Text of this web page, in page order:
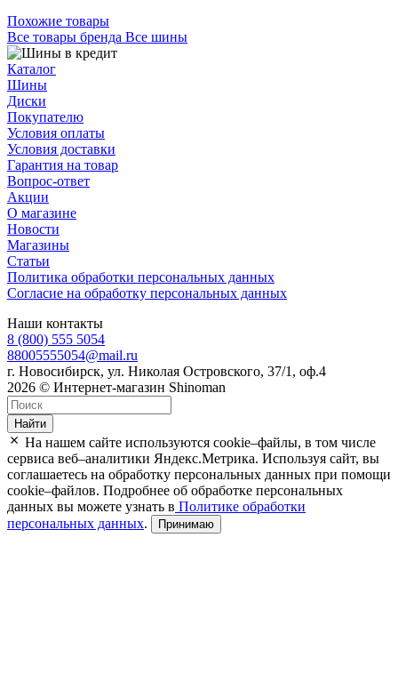
Похожие товары
Все товары бренда Все шины
Каталог
Шины
Диски
Покупателю
Условия оплаты
Условия доставки
Гарантия на товар
Вопрос-ответ
Акции
О магазине
Новости
Магазины
Статьи
Политика обработки персональных данных
Согласие на обработку персональных данных
Наши контакты
8 (800) 555 5054
88005555054@mail.ru
г. Новосибирск, ул. Николая Островского, 37/1, оф.4
2026 © Интернет-магазин Shinoman
Найти
На нашем сайте используются cookie–файлы, в том числе
сервиса веб–аналитики Яндекс.Метрика. Используя сайт, вы
соглашаетесь на обработку персональных данных при помощи
cookie–файлов. Подробнее об обработке персональных
данных вы можете узнать в Политике обработки
персональных данных. Принимаю